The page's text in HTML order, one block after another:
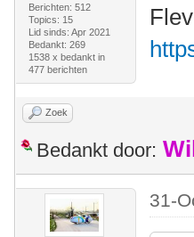
Berichten: 512
Topics: 15
Lid sinds: Apr 2021
Bedankt: 269
1538 x bedankt in
477 berichten
Zoek
Bedankt door:
31-